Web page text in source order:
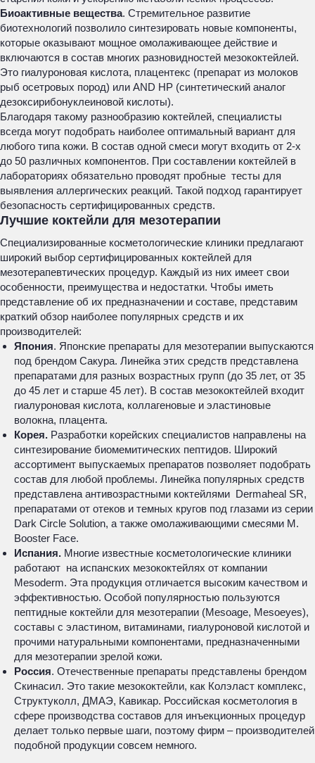
Биоактивные вещества. Стремительное развитие
биотехнологий позволило синтезировать новые компоненты,
которые оказывают мощное омолаживающее действие и
включаются в состав многих разновидностей мезококтейлей.
Это гиалуроновая кислота, плацентекс (препарат из молоков
рыб осетровых пород) или AND HP (синтетический аналог
дезоксирибонуклеиновой кислоты).
Благодаря такому разнообразию коктейлей, специалисты
всегда могут подобрать наиболее оптимальный вариант для
любого типа кожи. В состав одной смеси могут входить от 2-х
до 50 различных компонентов. При составлении коктейлей в
лабораториях обязательно проводят пробные тесты для
выявления аллергических реакций. Такой подход гарантирует
безопасность сертифицированных средств.
Лучшие коктейли для мезотерапии
Специализированные косметологические клиники предлагают
широкий выбор сертифицированных коктейлей для
мезотерапевтических процедур. Каждый из них имеет свои
особенности, преимущества и недостатки. Чтобы иметь
представление об их предназначении и составе, представим
краткий обзор наиболее популярных средств и их
производителей:
Япония. Японские препараты для мезотерапии выпускаются
под брендом Сакура. Линейка этих средств представлена
препаратами для разных возрастных групп (до 35 лет, от 35
до 45 лет и старше 45 лет). В состав мезококтейлей входит
гиалуроновая кислота, коллагеновые и эластиновые
волокна, плацента.
Корея. Разработки корейских специалистов направлены на
синтезирование биомемитических пептидов. Широкий
ассортимент выпускаемых препаратов позволяет подобрать
состав для любой проблемы. Линейка популярных средств
представлена антивозрастными коктейлями Dermaheal SR,
препаратами от отеков и темных кругов под глазами из серии
Dark Circle Solution, а также омолаживающими смесями M.
Booster Face.
Испания. Многие известные косметологические клиники
работают на испанских мезококтейлях от компании
Mesoderm. Эта продукция отличается высоким качеством и
эффективностью. Особой популярностью пользуются
пептидные коктейли для мезотерапии (Меsoage, Mesoeyes),
составы с эластином, витаминами, гиалуроновой кислотой и
прочими натуральными компонентами, предназначенными
для мезотерапии зрелой кожи.
Россия. Отечественные препараты представлены брендом
Скинасил. Это такие мезококтейли, как Колэласт комплекс,
Структуколл, ДМАЭ, Кавикар. Российская косметология в
сфере производства составов для инъекционных процедур
делает только первые шаги, поэтому фирм – производителей
подобной продукции совсем немного.